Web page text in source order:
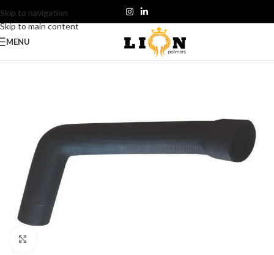
Skip to navigation
Skip to main content
MENU